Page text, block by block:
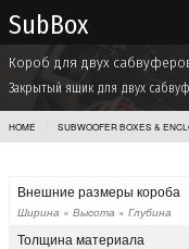
Sub Box
Короб для двух сабвуферов
Закрытый ящик для двух
HOME SUBWOOFER BOXES &
Внешние размеры короба
Ширина × Высота × Глубина
Толщина материала